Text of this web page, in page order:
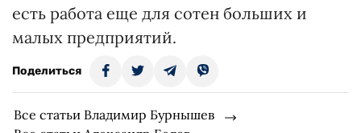
есть работа еще для сотен больших и
малых предприятий.
Поделиться
Все статьи Владимир Бурнышев